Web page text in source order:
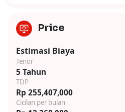
Price
Estimasi Biaya
Tenor
5 Tahun
TDP
Rp 255,407,000
Cicilan per bulan